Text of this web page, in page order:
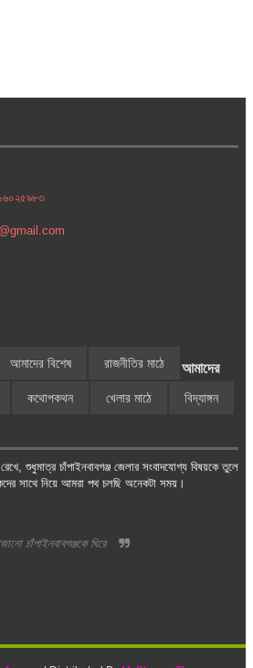
আমাদের বিশেষ রাজনীতির মাঠে
কথোপকথন খেলার মাঠে বিদ্যাঙ্গন
আমাদের
রেখে, শুধুমাত্র চাঁপাইনবাবগঞ্জ জেলার সংবাদযোগ্য বিষয়কে তুলে
সাথে নিয়ে আমরা পথ চলছি অনেকটা সময়।
চাঁপাইনবাবগঞ্জকে ঘিরে